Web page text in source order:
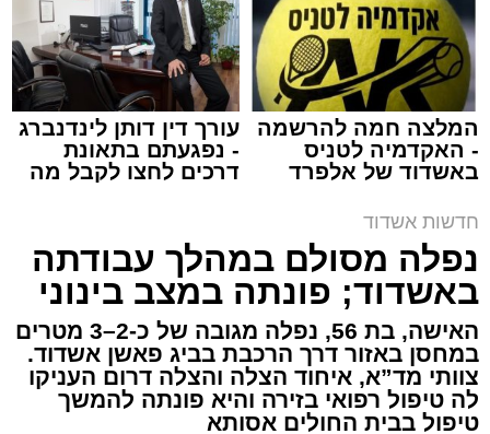
מערכת האתר / 15:39 07.08.26
איחוד הצלה הצלה
אירוע דרמטי הסתיים בנס רפואי באשדוד, לאחר
שגבר בן 56 התמוטט בביתו שבאחד הרחובות
ברובע י"א בעיר, כתוצאה מאירוע פתאומי שגרם
להפסקת פעילות ליבו.
למקום הוזעקו מיד צוותי רפואה ומתנדבים של
ארגון "איחוד הצלה". החובשים והפרמדיקים
המלצה חמה להרשמה
- האקדמיה לטניס
באשדוד של אלפרד
עורך דין דותן לינדנברג
- נפגעתם בתאונת
דרכים לחצו לקבל מה
חדשות אשדוד
נפלה מסולם במהלך עבודתה
באשדוד; פונתה במצב בינוני
האישה, בת 56, נפלה מגובה של כ-2–3 מטרים
במחסן באזור דרך הרכבת בביג פאשן אשדוד.
צוותי מד”א, איחוד הצלה והצלה דרום העניקו
לה טיפול רפואי בזירה והיא פונתה להמשך
טיפול בבית החולים אסותא